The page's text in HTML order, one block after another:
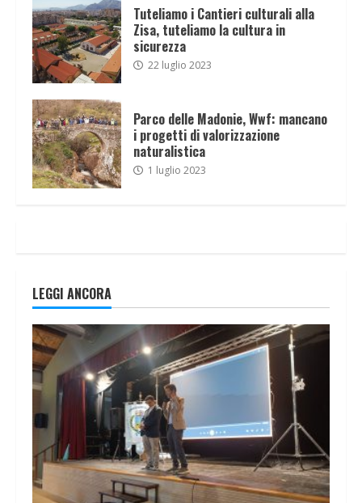
Tuteliamo i Cantieri culturali alla
Zisa, tuteliamo la cultura in
sicurezza
22 luglio 2023
Parco delle Madonie, Wwf: mancano
i progetti di valorizzazione
naturalistica
1 luglio 2023
LEGGI ANCORA